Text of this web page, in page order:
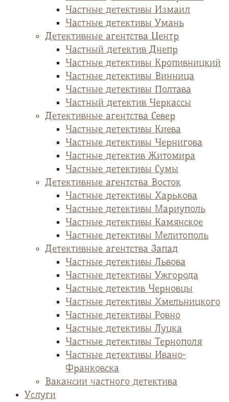
Частные детективы Измаил
Частные детективы Умань
Детективные агентства Центр
Частный детектив Днепр
Частные детективы Кропивницкий
Частные детективы Винница
Частные детективы Полтава
Частный детектив Черкассы
Детективные агентства Север
Частные детективы Киева
Частные детективы Чернигова
Частные детектив Житомира
Частные детективы Сумы
Детективные агентства Восток
Частные детективы Харькова
Частные детективы Мариуполь
Частные детективы Камянское
Частные детективы Мелитополь
Детективные агентства Запад
Частные детективы Львова
Частные детективы Ужгорода
Частные детектив Черновцы
Частные детективы Хмельницкого
Частные детективы Ровно
Частные детективы Луцка
Частные детективы Тернополя
Частные детективы Ивано-
Франковска
Вакансии частного детектива
Услуги